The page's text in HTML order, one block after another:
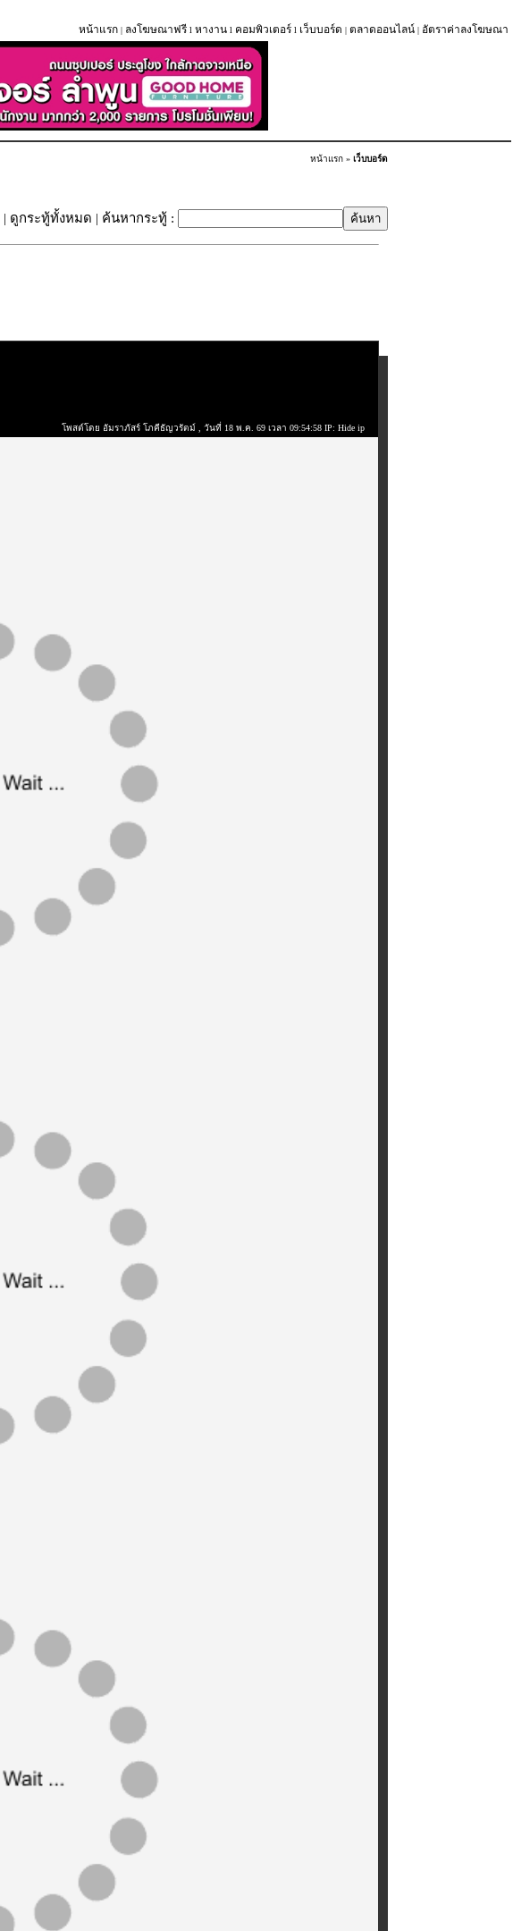
หน้าแรก | ลงโฆษณาฟรี l หางาน l คอมพิวเตอร์ l เว็บบอร์ด | ตลาดออนไลน์ | อัตราค่าลงโฆษณา
หน้าแรก » เว็บบอร์ด
| ดูกระทู้ทั้งหมด | ค้นหากระทู้ :
โพสต์โดย อัมราภัสร์ โภคีธัญวรัตม์ , วันที่ 18 พ.ค. 69 เวลา 09:54:58 IP: Hide ip